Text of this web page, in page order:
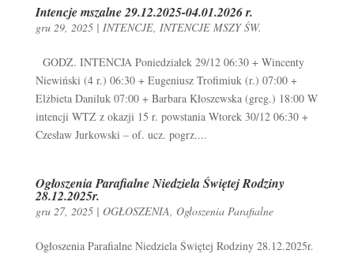
Intencje mszalne 29.12.2025-04.01.2026 r.
gru 29, 2025| INTENCJE, INTENCJE MSZY ŚW.
GODZ. INTENCJA Poniedziałek 29/12 06:30 + Wincenty
Niewiński (4 r.) 06:30 + Eugeniusz Trofimiuk (r.) 07:00 +
Elżbieta Daniluk 07:00 + Barbara Kłoszewska (greg.) 18:00 W
intencji WTZ z okazji 15 r. powstania Wtorek 30/12 06:30 +
Czesław Jurkowski – of. ucz. pogrz....
Ogłoszenia Parafialne Niedziela Świętej Rodziny
28.12.2025r.
gru 27, 2025| OGŁOSZENIA, Ogłoszenia Parafialne
Ogłoszenia Parafialne Niedziela Świętej Rodziny 28.12.2025r.